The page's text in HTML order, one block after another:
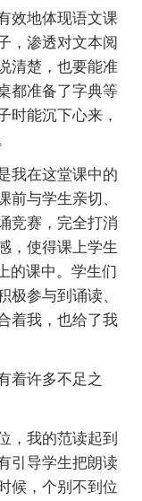
效地体现语文课
，渗透对文本阅
清楚，也要能准
都准备了字典等
时能沉下心来，
我在这堂课中的
前与学生亲切、
竞赛，完全打消
，使得课上学生
的课中。学生们
极参与到诵读、
着我，也给了我
着许多不足之
，我的范读起到
引导学生把朗读
候，个别不到位